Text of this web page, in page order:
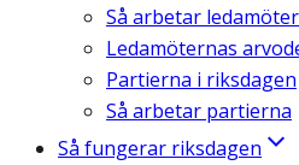
Så arbetar
Ledamöternas
Partierna i riksdagen
Så arbetar partierna
Så fungerar riksdagen